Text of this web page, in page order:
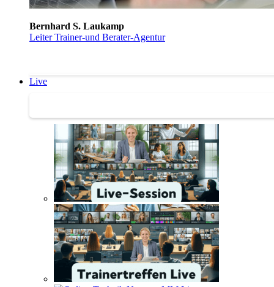
Bernhard S. Laukamp
Leiter Trainer-und Berater-Agentur
Live